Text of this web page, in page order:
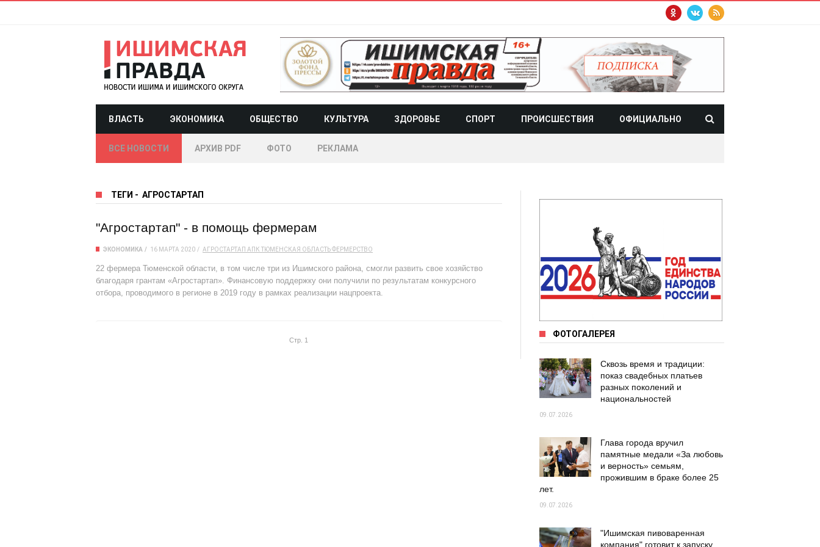
ВЛАСТЬ ЭКОНОМИКА ОБЩЕСТВО КУЛЬТУРА ЗДОРОВЬЕ СПОРТ ПРОИСШЕСТВИЯ ОФИЦИАЛЬНО
ВСЕ НОВОСТИ АРХИВ PDF ФОТО РЕКЛАМА
ТЕГИ - АГРОСТАРТАП
"Агростартап" - в помощь фермерам
ЭКОНОМИКА 16 МАРТА 2020 АГРОСТАРТАП АПК ТЮМЕНСКАЯ ОБЛАСТЬФЕРМЕРСТВО
22 фермера Тюменской области, в том числе три из Ишимского района, смогли развить свое хозяйство
благодаря грантам «Агростартап». Финансовую поддержку они получили по результатам конкурсного
отбора, проводимого в регионе в 2019 году в рамках реализации нацпроекта.
Стр. 1
ФОТОГАЛЕРЕЯ
Сквозь время и традиции:
показ свадебных платьев
разных поколений и
национальностей
09.07.2026
Глава города вручил
памятные медали «За любовь
и верность» семьям,
прожившим в браке более 25
лет.
09.07.2026
"Ишимская пивоваренная
компания" готовит к запуску